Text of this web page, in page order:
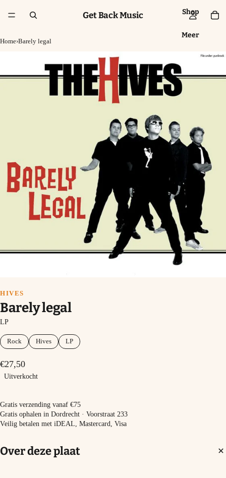
Shop
Meer
Get Back Music
Home›Barely legal
HIVES
Barely legal
LP
Rock Hives LP
€27,50
Uitverkocht
Uitverkocht
Gratis verzending vanaf €75
Gratis ophalen in Dordrecht · Voorstraat 233
Veilig betalen met iDEAL, Mastercard, Visa
Over deze plaat